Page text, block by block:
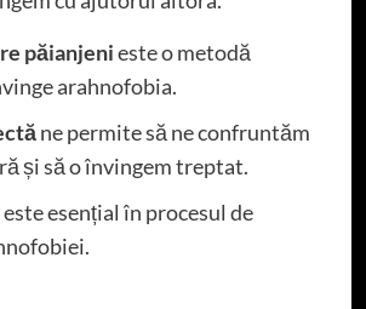
păianjenieste o metodă
arahnofobia.
ne permite să ne confruntăm
și să o învingem treptat.
este esențial în procesul de